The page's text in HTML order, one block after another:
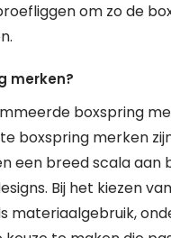
om zo de
merken?
boxspring
boxspring merken
een breed scala
Bij het kiezen
materiaalgebruik,